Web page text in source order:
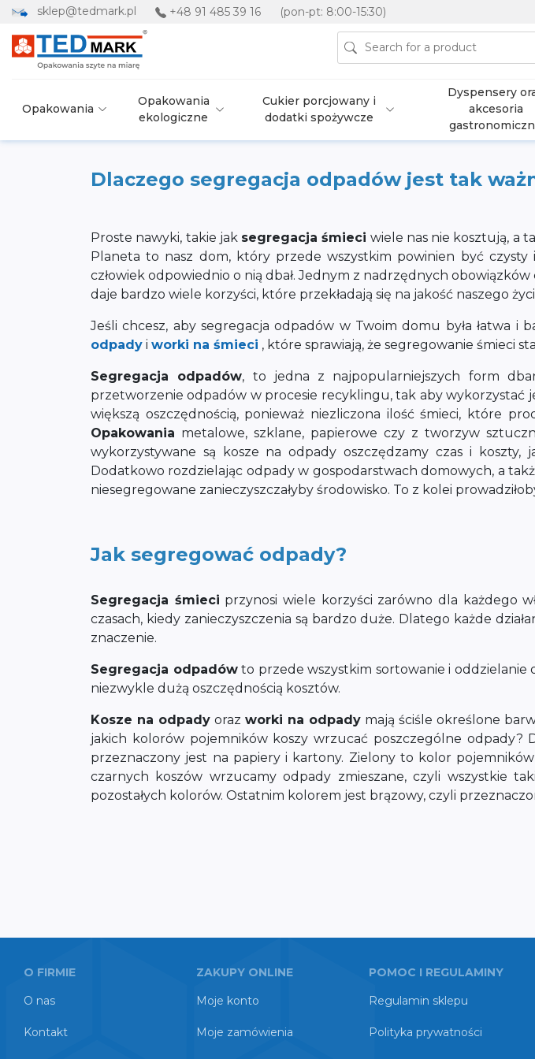
sklep@tedmark.pl +48 91 485 39 16 (pon-pt: 8:00-15:30)
Opakowania
Opakowania
ekologiczne
Cukier porcjowany i
dodatki spożywcze
Dyspensery
akcesoria
Dlaczego segregacja odpadów jest tak
Proste nawyki, takie jak segregacja śmieci wiele nas nie kosztują, a
Planeta to nasz dom, który przede wszystkim powinien być czysty
człowiek odpowiednio o nią dbał. Jednym z nadrzędnych
daje bardzo wiele korzyści, które przekładają się na jakość naszego
Jeśli chcesz, aby segregacja odpadów w Twoim domu była łatwa
odpady i worki na śmieci , które sprawiają, że segregowanie śmieci
Segregacja odpadów, to jedna z najpopularniejszych form
przetworzenie odpadów w procesie recyklingu, tak aby
większą oszczędnością, ponieważ niezliczona ilość śmieci, które
Opakowania metalowe, szklane, papierowe czy z tworzyw
wykorzystywane są kosze na odpady oszczędzamy czas i
Dodatkowo rozdzielając odpady w gospodarstwach domowych, a
niesegregowane zanieczyszczałyby środowisko. To z kolei
Jak segregować odpady?
Segregacja śmieci przynosi wiele korzyści zarówno dla każdego
czasach, kiedy zanieczyszczenia są bardzo duże. Dlatego każde
znaczenie.
Segregacja odpadówto przede wszystkim sortowanie i oddzielanie
niezwykle dużą oszczędnością kosztów.
Kosze na odpady oraz worki na odpady mają ściśle określone
jakich kolorów pojemników koszy wrzucać poszczególne odpady?
przeznaczony jest na papiery i kartony. Zielony to kolor
czarnych koszów wrzucamy odpady zmieszane, czyli wszystkie
pozostałych kolorów. Ostatnim kolorem jest brązowy, czyli
O FIRMIE
O nas
Kontakt
ZAKUPY ONLINE
Moje konto
Moje zamówienia
POMOC I REGULAMINY
Regulamin sklepu
Polityka prywatności